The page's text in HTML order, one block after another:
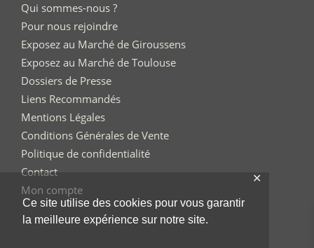
Ce site utilise des cookies pour vous garantir
la meilleure expérience sur notre site.
✕
Qui sommes-nous ?
Pour nous rejoindre
Exposez au Marché de Giroussens
Exposez au Marché de Toulouse
Dossiers de Presse
Liens Recommandés
Mentions Légales
Conditions Générales de Vente
Politique de confidentialité
Contact
Mon compte